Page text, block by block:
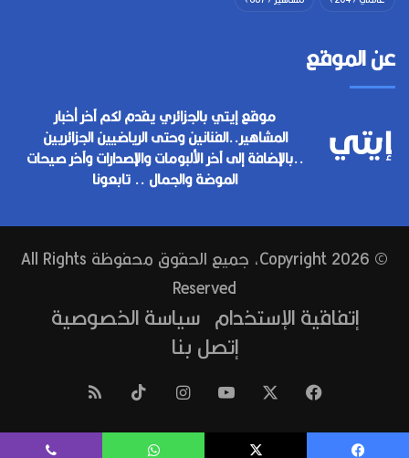
عن الموقع
موقع إيتي بالجزائري يقدم لكم آخر أخبار
المشاهير..الفنانين وحتى الرياضيين الجزائريين
..بالإضافة إلى آخر الألبومات والإصدارات وآخر صيحات
الموضة والجمال .. تابعونا
© Copyright 2026, جميع الحقوق محفوظة All Rights
Reserved
إتفاقية الإستخدام سياسة الخصوصية
إتصل بنا
فيسبوك ‫YouTube انستقرام ‫TikTok
الموقع